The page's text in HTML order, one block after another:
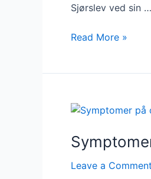
Sjørslev ved sin …
Janni
trods
Read More »
Leave a Comment